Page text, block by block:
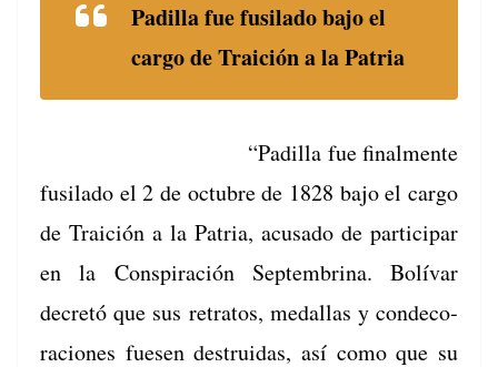
Padil­la fue fusila­do bajo el
car­go de Traición a la Patria
“Padil­la fue final­mente
fusila­do el 2 de octubre de 1828 bajo el car­go
de Traición a la Patria, acu­sa­do de par­tic­i­par
en la Con­spir­ación Sep­tem­b­ri­na. Bolí­var
decretó que sus retratos, medal­las y con­dec­o­
ra­ciones fue­sen destru­idas, así como que su